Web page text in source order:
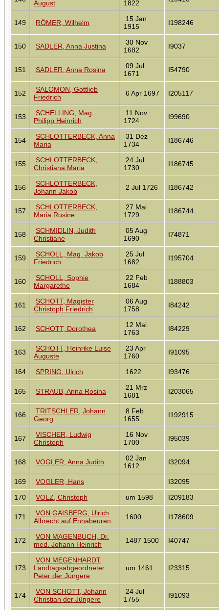
August 1822
149 RÖMER, Wilhelm
15 Jan
1915
I198246
150 SADLER, Anna Justina
30 Nov
1682
I9037
151 SADLER, Anna Rosina
09 Jul
1671
I54790
152
SALOMON, Gottlieb
Friedrich
6 Apr 1697 I205117
153
SCHELLING, Mag.
Philipp Heinrich
11 Nov
1724
I99690
154
SCHLOTTERBECK, Anna
Maria
31 Dez
1734
I186746
155
SCHLOTTERBECK,
Christiana Maria
24 Jul
1730
I186745
156
SCHLOTTERBECK,
Johann Jakob
2 Jul 1726 I186742
157
SCHLOTTERBECK,
Maria Rosine
27 Mai
1729
I186744
158
SCHMIDLIN, Judith
Christiane
05 Aug
1690
I74871
159
SCHOLL, Mag. Jakob
Friedrich
25 Jul
1682
I195704
160
SCHOLL, Sophie
Margarethe
22 Feb
1684
I188803
161
SCHOTT, Magister
Christoph Friedrich
06 Aug
1758
I84242
162 SCHOTT, Dorothea
12 Mai
1763
I84229
163
SCHOTT, Heinrike Luise
Auguste
23 Apr
1760
I91095
164 SPRING, Ulrich 1622 I93476
165 STRAUB, Anna Rosina
21 Mrz
1681
I203065
166
TRITSCHLER, Johann
Georg
8 Feb
1655
I192915
167
VISCHER, Ludwig
Christoph
16 Nov
1700
I95039
168 VOGLER, Anna Judith
02 Jan
1612
I32094
169 VOGLER, Hans
I32095
170
VOLZ, Christoph um 1598 I209183
171
VON GAISBERG, Ulrich
Albrecht auf Ennabeuren
1600 I178609
172
VON MAGENBUCH, Dr.
med. Johann Heinrich
1487 1500 I40747
173
VON MEGENHARDT,
Landtagsabgeordneter
Peter der Jüngere
um 1461 I23315
174
VON SCHOTT, Johann
Christian der Jüngere
24 Jul
1755
I91093